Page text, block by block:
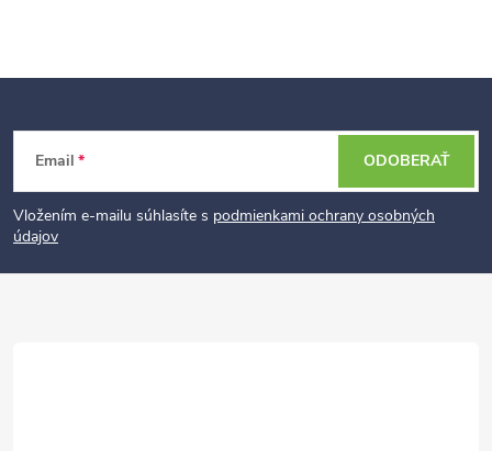
t
Email
Vložením e-mailu súhlasíte s podmienkami ochrany osobných
údajov
ODOBERAŤ